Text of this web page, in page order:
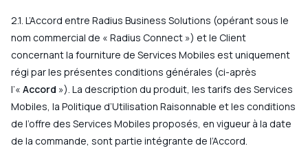
2.1. L’Accord entre Radius Business Solutions (opérant sous le
nom commercial de « Radius Connect ») et le Client
concernant la fourniture de Services Mobiles est uniquement
régi par les présentes conditions générales (ci-après
l’« Accord »). La description du produit, les tarifs des Services
Mobiles, la Politique d’Utilisation Raisonnable et les conditions
de l’offre des Services Mobiles proposés, en vigueur à la date
de la commande, sont partie intégrante de l’Accord.